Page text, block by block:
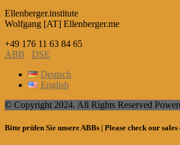
Ellenberger.institute
Wolfgang [AT] Ellenberger.me
+49 176 11 63 84 65
ABB
DSE
Deutsch
English
© Copyright 2024. All Rights Reserved
Bitte prüfen Sie unsere ABBs | Please check our